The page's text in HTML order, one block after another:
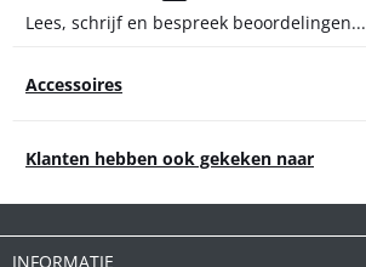
Lees, schrijf en bespreek beoordelingen...
Accessoires
Klanten hebben ook gekeken naar
INFORMATIE